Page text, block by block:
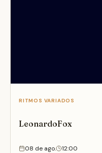
RITMOS VARIADOS
LeonardoFox
08 de ago. 12:00